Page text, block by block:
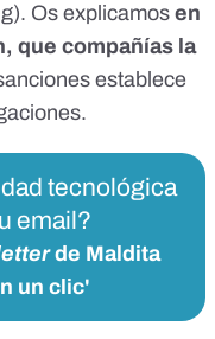
Os explicamosen
que compañías la
establece
tecnológica
email?
de Maldita
un clic'